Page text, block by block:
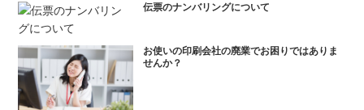
伝票のナンバリングについて
お使いの印刷会社の廃業でお困りではありま
せんか？